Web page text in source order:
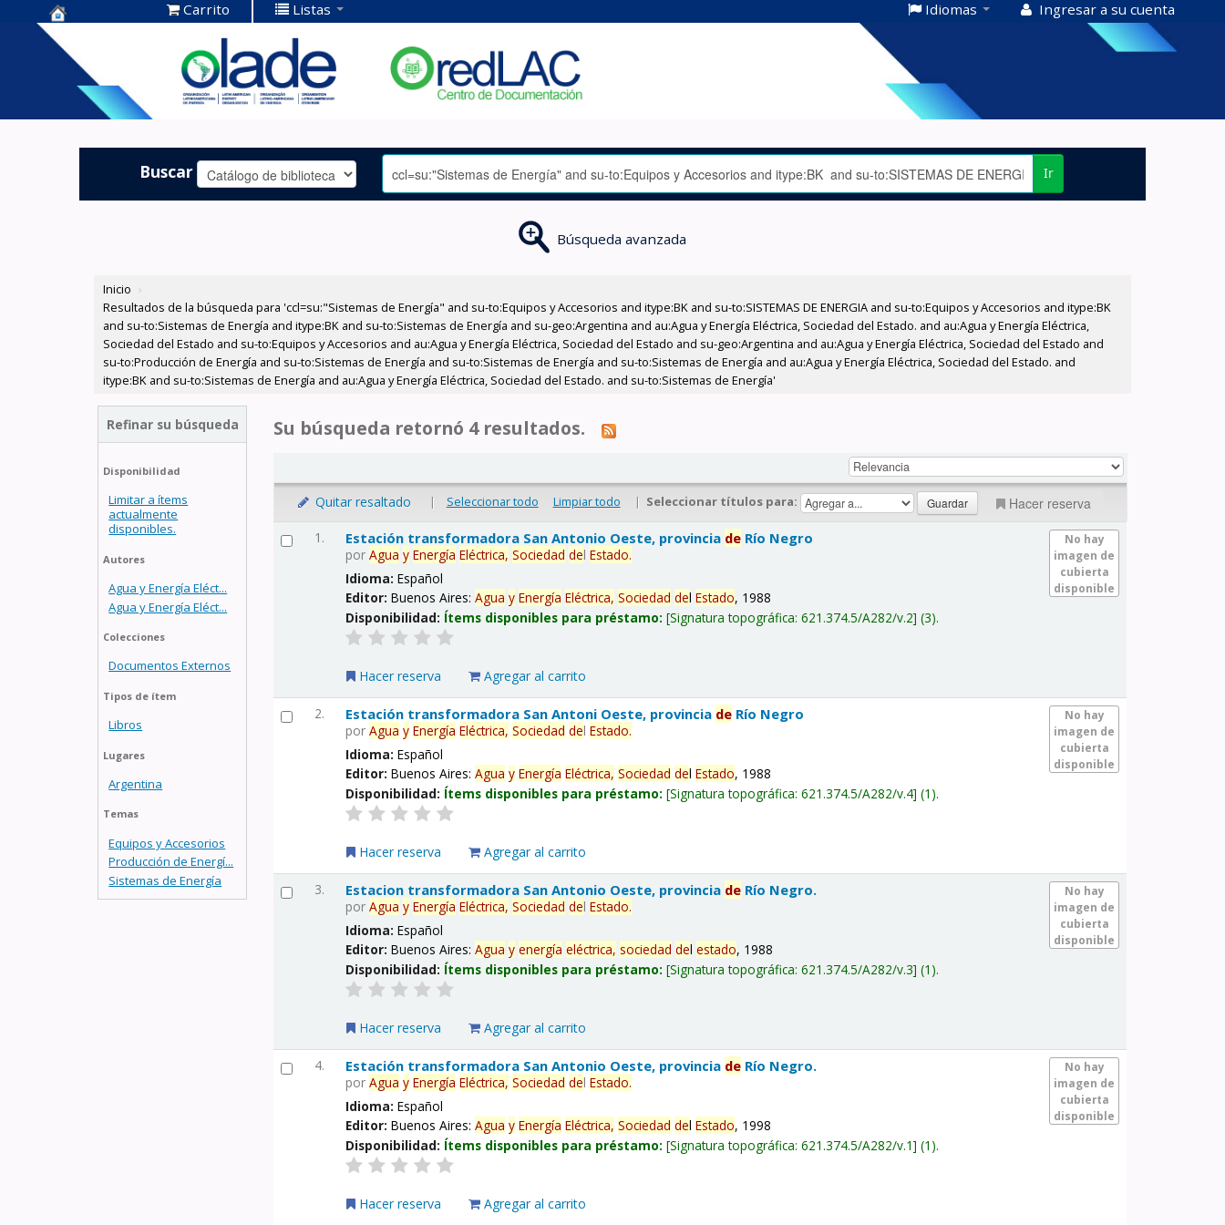
Centro de
Documentación
OLADE -
Carrito Listas Idiomas Ingresar a su cuenta
Buscar Ir
Búsqueda avanzada
Inicio ›
Resultados de la búsqueda para 'ccl=su:"Sistemas de Energía" and su-to:Equipos y Accesorios and itype:BK and su-to:SISTEMAS DE ENERGIA and su-to:Equipos y Accesorios and itype:BK
and su-to:Sistemas de Energía and itype:BK and su-to:Sistemas de Energía and su-geo:Argentina and au:Agua y Energía Eléctrica, Sociedad del Estado. and au:Agua y Energía Eléctrica,
Sociedad del Estado and su-to:Equipos y Accesorios and au:Agua y Energía Eléctrica, Sociedad del Estado and su-geo:Argentina and au:Agua y Energía Eléctrica, Sociedad del Estado and
su-to:Producción de Energía and su-to:Sistemas de Energía and su-to:Sistemas de Energía and su-to:Sistemas de Energía and au:Agua y Energía Eléctrica, Sociedad del Estado. and
itype:BK and su-to:Sistemas de Energía and au:Agua y Energía Eléctrica, Sociedad del Estado. and su-to:Sistemas de Energía'
Refinar su búsqueda
Disponibilidad
Limitar a ítems
actualmente
disponibles.
Autores
Agua y Energía Eléct...
Agua y Energía Eléct...
Colecciones
Documentos Externos
Tipos de ítem
Libros
Lugares
Argentina
Temas
Equipos y Accesorios
Producción de Energí...
Sistemas de Energía
Su búsqueda retornó 4 resultados.
Quitar resaltado | Seleccionar todo Limpiar todo | Seleccionar títulos para: Hacer reserva
1.
No hay
imagen de
cubierta
disponible
Estación transformadora San Antonio Oeste, provincia de Río Negro
porAgua y Energía Eléctrica, Sociedad delEstado.
Idioma:Español
Editor:Buenos Aires:Agua y Energía Eléctrica, Sociedad delEstado, 1988
Disponibilidad: Ítems disponibles para préstamo: Signatura topográfica:621.374.5/A282/v.2 (3).
Hacer reserva Agregar al carrito
2.
No hay
imagen de
cubierta
disponible
Estación transformadora San Antoni Oeste, provincia de Río Negro
porAgua y Energía Eléctrica, Sociedad delEstado.
Idioma:Español
Editor:Buenos Aires:Agua y Energía Eléctrica, Sociedad delEstado, 1988
Disponibilidad: Ítems disponibles para préstamo: Signatura topográfica:621.374.5/A282/v.4 (1).
Hacer reserva Agregar al carrito
3.
No hay
imagen de
cubierta
disponible
Estacion transformadora San Antonio Oeste, provincia de Río Negro.
porAgua y Energía Eléctrica, Sociedad delEstado.
Idioma:Español
Editor:Buenos Aires:Agua y energía eléctrica, sociedad delestado, 1988
Disponibilidad: Ítems disponibles para préstamo: Signatura topográfica:621.374.5/A282/v.3 (1).
Hacer reserva Agregar al carrito
4.
No hay
imagen de
cubierta
disponible
Estación transformadora San Antonio Oeste, provincia de Río Negro.
porAgua y Energía Eléctrica, Sociedad delEstado.
Idioma:Español
Editor:Buenos Aires:Agua y Energía Eléctrica, Sociedad delEstado, 1998
Disponibilidad: Ítems disponibles para préstamo: Signatura topográfica:621.374.5/A282/v.1 (1).
Hacer reserva Agregar al carrito